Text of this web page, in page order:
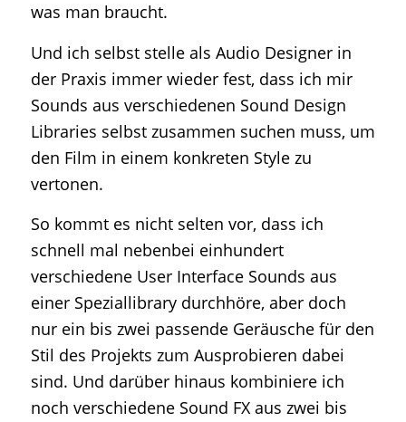
was man braucht.
Und ich selbst stelle als Audio Designer in
der Praxis immer wieder fest, dass ich mir
Sounds aus verschiedenen Sound Design
Libraries selbst zusammen suchen muss, um
den Film in einem konkreten Style zu
vertonen.
So kommt es nicht selten vor, dass ich
schnell mal nebenbei einhundert
verschiedene User Interface Sounds aus
einer Speziallibrary durchhöre, aber doch
nur ein bis zwei passende Geräusche für den
Stil des Projekts zum Ausprobieren dabei
sind. Und darüber hinaus kombiniere ich
noch verschiedene Sound FX aus zwei bis